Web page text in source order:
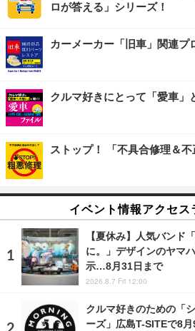
ロが答える」シリーズ！
カーメーカー「旧車」関連プ
クルマ好きにとって「愛車」
ストップ！ 「不具合修理＆不
イベント情報アクセス
【夏休み】人気バンド
に。」デザインのヤマ
示…8月31日まで
2026.8.7 Fri 12:00
クルマ好きのための「
ーズ」広島T-SITEで8